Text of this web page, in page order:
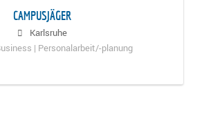
CAMPUSJÄGER
Karlsruhe
| Personalarbeit/-planung